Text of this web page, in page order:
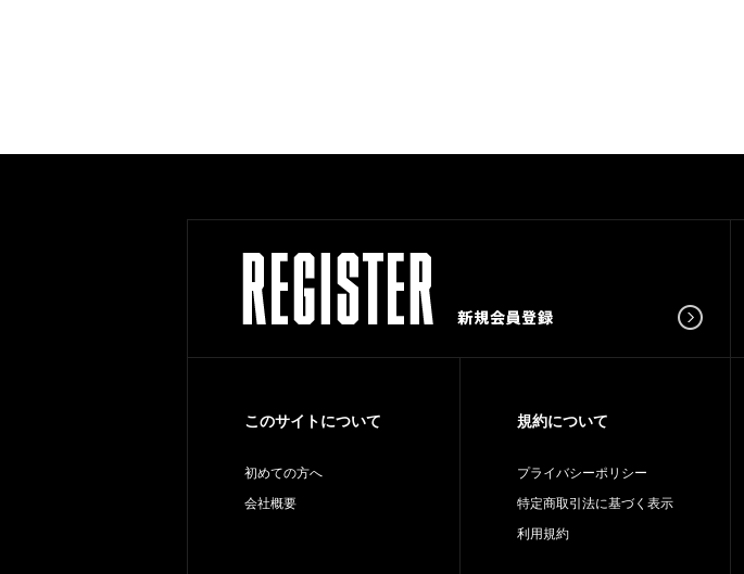
このサイトについて
初めての方へ
会社概要
規約について
プライバシーポリシー
特定商取引法に基づく表示
利用規約